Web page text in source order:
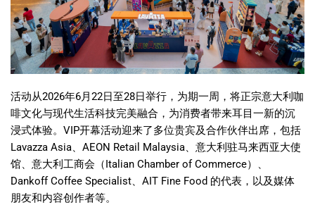
活动从2026年6月22日至28日举行，为期一周，将正宗意大利咖
啡文化与现代生活科技完美融合，为消费者带来耳目一新的沉
浸式体验。VIP开幕活动迎来了多位贵宾及合作伙伴出席，包括
Lavazza Asia、AEON Retail Malaysia、意大利驻马来西亚大使
馆、意大利工商会（Italian Chamber of Commerce）、
Dankoff Coffee Specialist、AIT Fine Food 的代表，以及媒体
朋友和内容创作者等。